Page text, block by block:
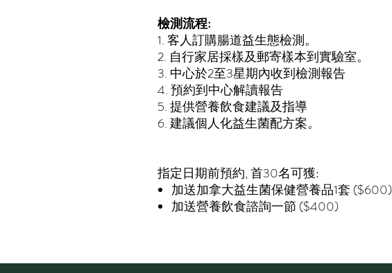
檢測流程:
1.客人訂購腸道益生態檢測。
2. 自行家居採樣及郵寄樣本到實驗室。
3. 中心於2至3星期內收到檢測報告
4.預約到中心解讀報告
5.提供營養飲食建議及指導
6.建議個人化益生菌配方案。
指定日期前預約, 首30名可獲:
加送加拿大益生菌保健營養品1套 ($600)
加送營養飲食諮詢一節 ($400)